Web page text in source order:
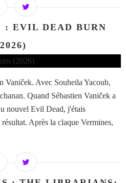
: EVIL DEAD BURN
Vaniček. Avec Souheila Yacoub,
Quand Sébastien Vaniček a
nouvel Evil Dead, j'étais
Après la claque Vermines,